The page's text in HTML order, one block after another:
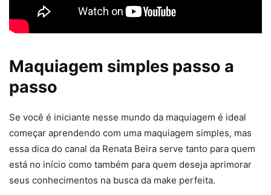
Maquiagem simples passo a
passo
Se você é iniciante nesse mundo da maquiagem é ideal
começar aprendendo com uma maquiagem simples, mas
essa dica do canal da Renata Beira serve tanto para quem
está no início como também para quem deseja aprimorar
seus conhecimentos na busca da make perfeita.